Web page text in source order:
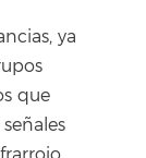
ya
que